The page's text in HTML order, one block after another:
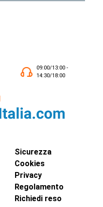
09:00/13:00 -
14:30/18:00
Sicurezza
Cookies
Privacy
Regolamento
Richiedi reso